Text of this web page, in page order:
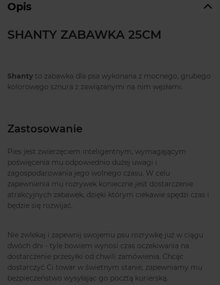
Opis
SHANTY ZABAWKA 25CM
Shanty to zabawka dla psa wykonana z mocnego, grubego
kolorowego sznura z zawiązanymi na nim węzłami.
Zastosowanie
Pies jest zwierzęciem inteligentnym, wymagającym
poświęcenia mu odpowiednio dużej uwagi i
zagospodarowania jego wolnego czasu. W celu
zapewnienia mu rozrywek konieczne jest dostarczenie
atrakcyjnych zabawek, dzięki którym ciekawie spędzi czas i
będzie się rozwijać.
Nie zwlekaj i zapewnij swojemu psu rozrywkę już w ciągu
dwóch dni - tyle bowiem wynosi czas oczekiwania na
dostarczenie przesyłki od chwili zamówienia. Chcąc
dostarczyć Ci towar w świetnym stanie, zapewniamy mu
bezpieczeństwo wysyłając go pocztą kurierską.